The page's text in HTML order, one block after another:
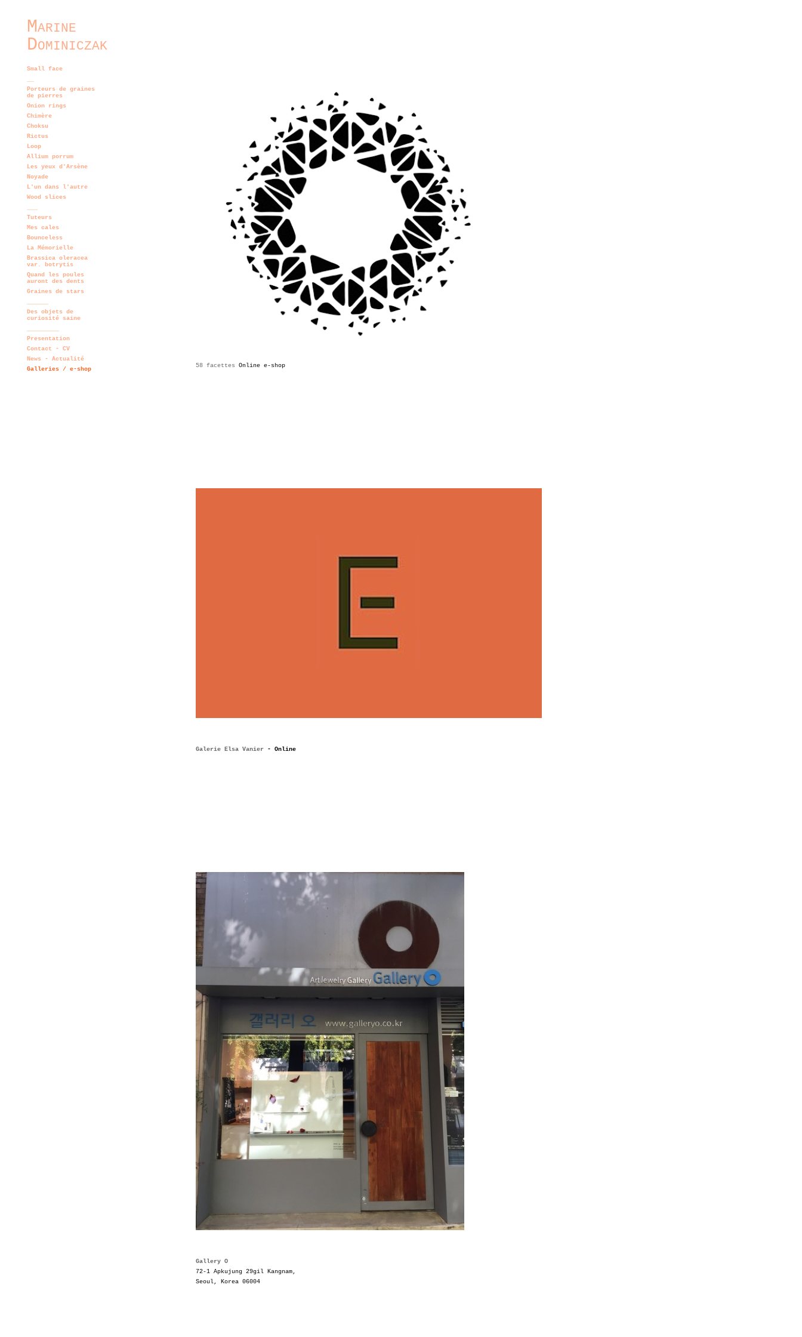
Marine
Dominiczak
Small face
Porteurs de graines
de pierres
Onion rings
Chimère
Choksu
Rictus
Loop
Allium porrum
Les yeux d'Arsène
Noyade
L'un dans l'autre
Wood slices
Tuteurs
Mes cales
Bounceless
La Mémorielle
Brassica oleracea
var. botrytis
Quand les poules
auront des dents
Graines de stars
Des objets de
curiosité saine
Presentation
Contact - CV
News - Actualité
Galleries / e-shop
58 facettes Online e-shop
Galerie Elsa Vanier - Online
Gallery O
72-1 Apkujung 29gil Kangnam,
Seoul, Korea 06004